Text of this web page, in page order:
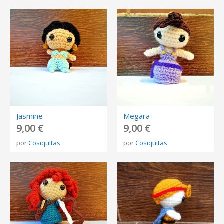
Jasmine
9,00 €
porCosiquitas
Megara
9,00 €
porCosiquitas